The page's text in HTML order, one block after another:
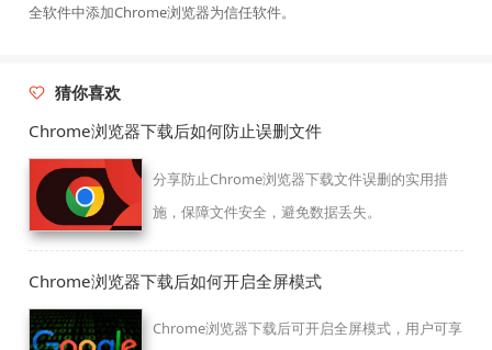
全软件中添加Chrome浏览器为信任软件。
猜你喜欢
Chrome浏览器下载后如何防止误删文件
分享防止Chrome浏览器下载文件误删的实用措
施，保障文件安全，避免数据丢失。
Chrome浏览器下载后如何开启全屏模式
Chrome浏览器下载后可开启全屏模式，用户可享